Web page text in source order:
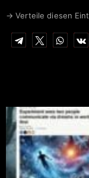
→ Verteile diesen